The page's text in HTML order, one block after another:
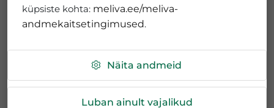
küpsiste kohta: meliva.ee/meliva-
andmekaitsetingimused.
Näita andmeid
Luban ainult vajalikud